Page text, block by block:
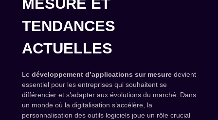
MESURE ET
TENDANCES
ACTUELLES
Le développement d’applications sur mesuredevient
essentiel pour les entreprises qui souhaitent se
différencier et s’adapter aux évolutions du marché. Dans
un monde où la digitalisation s’accélère, la
personnalisation des outils logiciels joue un rôle crucial